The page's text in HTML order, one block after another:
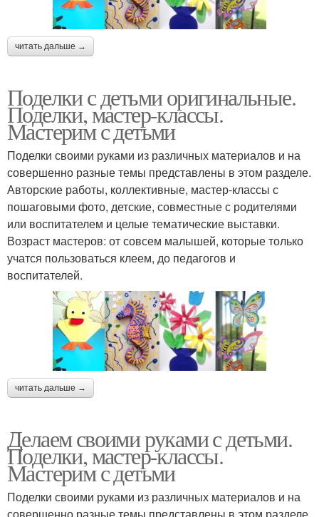
читать дальше →
Поделки с детьми оригинальные.
Поделки, мастер-классы.
Мастерим с детьми
Поделки своими руками из различных материалов и на
совершенно разные темы представлены в этом разделе.
Авторские работы, коллективные, мастер-классы с
пошаговыми фото, детские, совместные с родителями
или воспитателем и целые тематические выставки.
Возраст мастеров: от совсем малышей, которые только
учатся пользоваться клеем, до педагогов и
воспитателей.
читать дальше →
Делаем своими руками с детьми.
Поделки, мастер-классы.
Мастерим с детьми
Поделки своими руками из различных материалов и на